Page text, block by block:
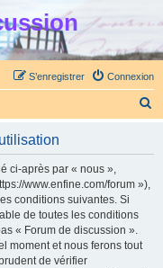
Connexion
S’enregistrer
ci-après par « nous »,
www.enfine.com/forum »),
conditions suivantes. Si
de toutes les conditions
« Forum de discussion ».
moment et nous ferons tout
de vérifier